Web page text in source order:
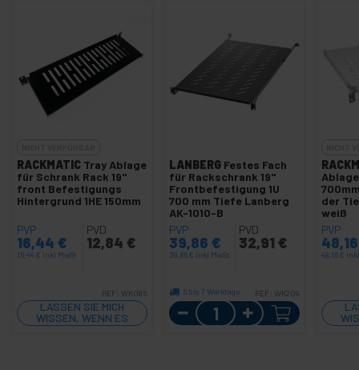
RACKMATIC Tray Ablage
für Schrank Rack 19"
front Befestigungs
Hintergrund 1HE 150mm
PVP
16,44 €
16,44 € inkl MwSt
PVD
12,84 €
REF: WK085
LASSEN SIE MICH
WISSEN, WENN ES
LAGER GIBT
LANBERG Festes Fach
für Rackschrank 19"
Frontbefestigung 1U
700 mm Tiefe Lanberg
AK-1010-B
PVP
39,86 €
39,86 € inkl MwSt
PVD
32,91 €
6 bis 7 Werktage REF: WK209
Menge
der
weiß
PVP
48,16 €